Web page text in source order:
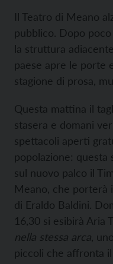
Il Teatro di Meano
pubblico. Dopo
la struttura
paese apre le porte
stagione di prosa,
Questa mattina il
stasera e domani
spettacoli aperti
popolazione: questa
sul nuovo palco il
Meano, che porterà
di Eraldo Baldini.
16,30 si esibirà Aria
nella stessa arca ,
piccoli che affronta